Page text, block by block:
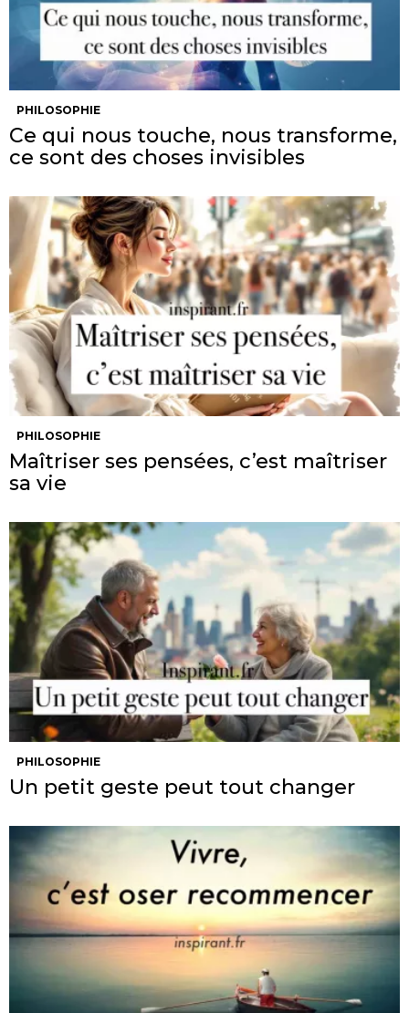
PHILOSOPHIE
Ce qui nous touche, nous transforme,
ce sont des choses invisibles
PHILOSOPHIE
Maîtriser ses pensées, c’est maîtriser
sa vie
PHILOSOPHIE
Un petit geste peut tout changer